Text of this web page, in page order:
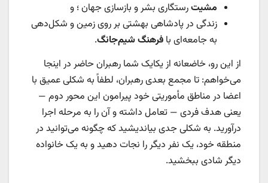
مشیترستگاری بشر و بازسازی جهان ؛ و
زندگی در پادشاهی بهشتی بر روی زمین و شکل‌دهی
به جامعه‌ای با فرهنگ شیم‌جانگ.
از این رو، خاضعانه از یکایک شما رهبران حاضر در اینجا
می‌خواهم: تا مجمع بعدی رهبران، لطفاً به شکلی عمیق با
اعضا در مناطق مأموریتی خود پیرامون این محور دوم —
یعنی هدف فردی — تعامل داشته و آن را به مرحله اجرا
درآورید. به شکلی جدی بیاندیشید که چگونه می‌توانید در
منطقه خود، یک نفر دیگر را نجات دهید و به یک خانواده
دیگر شادی ببخشید.